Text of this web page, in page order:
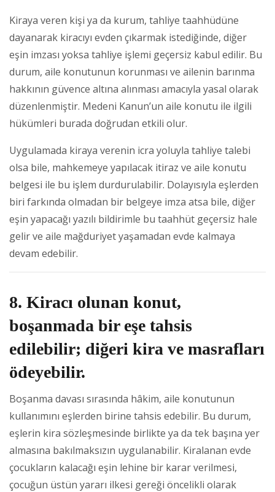
Kiraya veren kişi ya da kurum, tahliye taahhüdüne
dayanarak kiracıyı evden çıkarmak istediğinde, diğer
eşin imzası yoksa tahliye işlemi geçersiz kabul edilir. Bu
durum, aile konutunun korunması ve ailenin barınma
hakkının güvence altına alınması amacıyla yasal olarak
düzenlenmiştir. Medeni Kanun’un aile konutu ile ilgili
hükümleri burada doğrudan etkili olur.
Uygulamada kiraya verenin icra yoluyla tahliye talebi
olsa bile, mahkemeye yapılacak itiraz ve aile konutu
belgesi ile bu işlem durdurulabilir. Dolayısıyla eşlerden
biri farkında olmadan bir belgeye imza atsa bile, diğer
eşin yapacağı yazılı bildirimle bu taahhüt geçersiz hale
gelir ve aile mağduriyet yaşamadan evde kalmaya
devam edebilir.
8. Kiracı olunan konut,
boşanmada bir eşe tahsis
edilebilir; diğeri kira ve masrafları
ödeyebilir.
Boşanma davası sırasında hâkim, aile konutunun
kullanımını eşlerden birine tahsis edebilir. Bu durum,
eşlerin kira sözleşmesinde birlikte ya da tek başına yer
almasına bakılmaksızın uygulanabilir. Kiralanan evde
çocukların kalacağı eşin lehine bir karar verilmesi,
çocuğun üstün yararı ilkesi gereği öncelikli olarak